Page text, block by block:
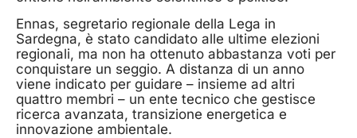
Ennas, segretario regionale della Lega in
Sardegna, è stato candidato alle ultime elezioni
regionali, ma non ha ottenuto abbastanza voti per
conquistare un seggio. A distanza di un anno
viene indicato per guidare – insieme ad altri
quattro membri – un ente tecnico che gestisce
ricerca avanzata, transizione energetica e
innovazione ambientale.